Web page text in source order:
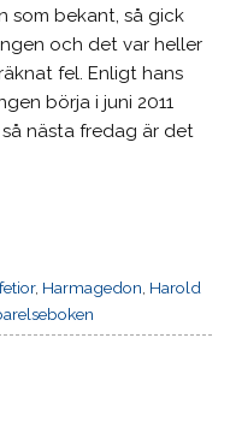
som bekant, så gick
och det var heller
fel. Enligt hans
börja i juni 2011
nästa fredag är det
, Harmagedon Harold